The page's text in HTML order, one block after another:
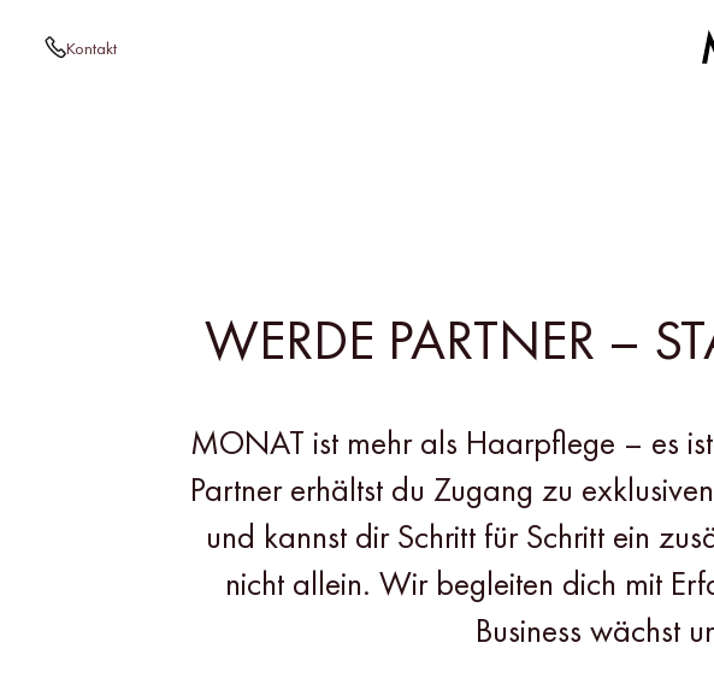
Kontakt
WERDE PARTNER –
MONAT ist mehr als Haarpflege – es
Partner erhältst du Zugang zu
und kannst dir Schritt für Schritt ein
nicht allein. Wir begleiten dich mit
Business wächst